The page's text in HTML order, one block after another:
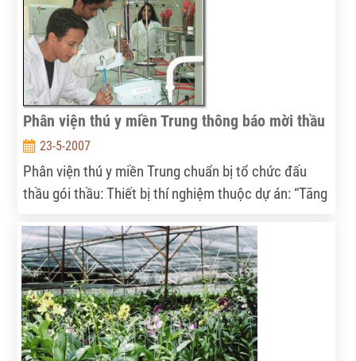
Phân viện thú y miền Trung thông báo mời thầu
23-5-2007
Phân viện thú y miền Trung chuẩn bị tổ chức đấu
thầu gói thầu: Thiết bị thí nghiệm thuộc dự án: “Tăng
viện thú y miền Trung - Viện thú y”.